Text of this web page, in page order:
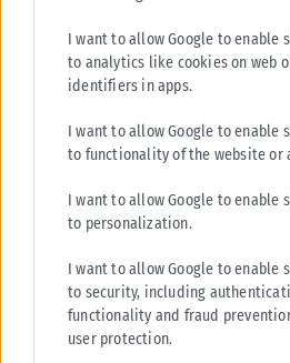
I want to allow Google to enable
to analytics like cookies on web
identifiers in apps.
I want to allow Google to enable
to functionality of the website or
I want to allow Google to enable
to personalization.
I want to allow Google to enable
to security, including
functionality and fraud
user protection.
Έκτακτα μέτρα για εργαζόμενους